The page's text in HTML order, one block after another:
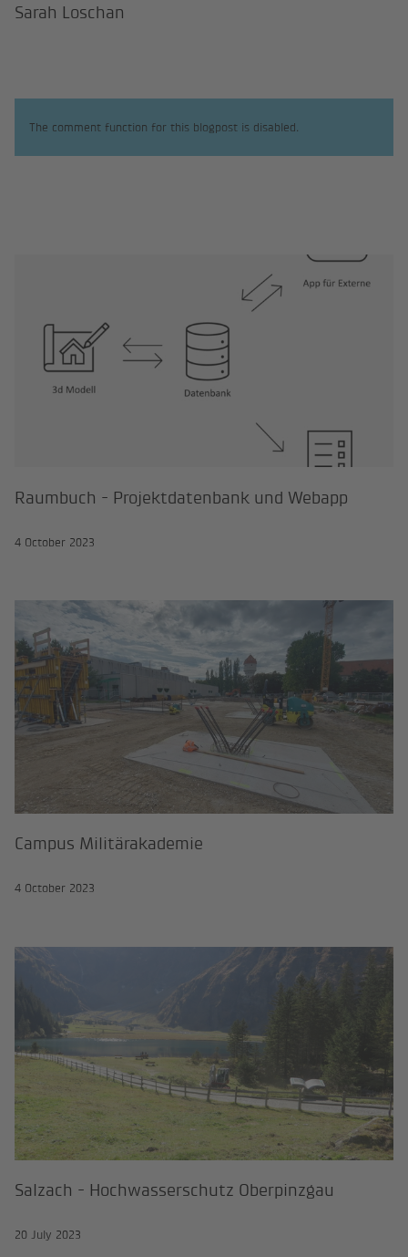
Sarah Loschan
The comment function for this blogpost is disabled.
Raumbuch - Projektdatenbank
Raumbuch - Projektdatenbank und Webapp
4 October 2023
Campus Militärakademie
Campus Militärakademie
4 October 2023
Salzach - Hochwasserschutz
Salzach - Hochwasserschutz Oberpinzgau
20 July 2023